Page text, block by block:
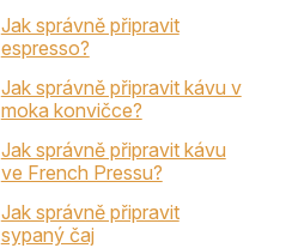
Jak správně připravit
espresso?
Jak správně připravit kávu v
moka konvičce?
Jak správně připravit kávu
ve French Pressu?
Jak správně připravit
sypaný čaj